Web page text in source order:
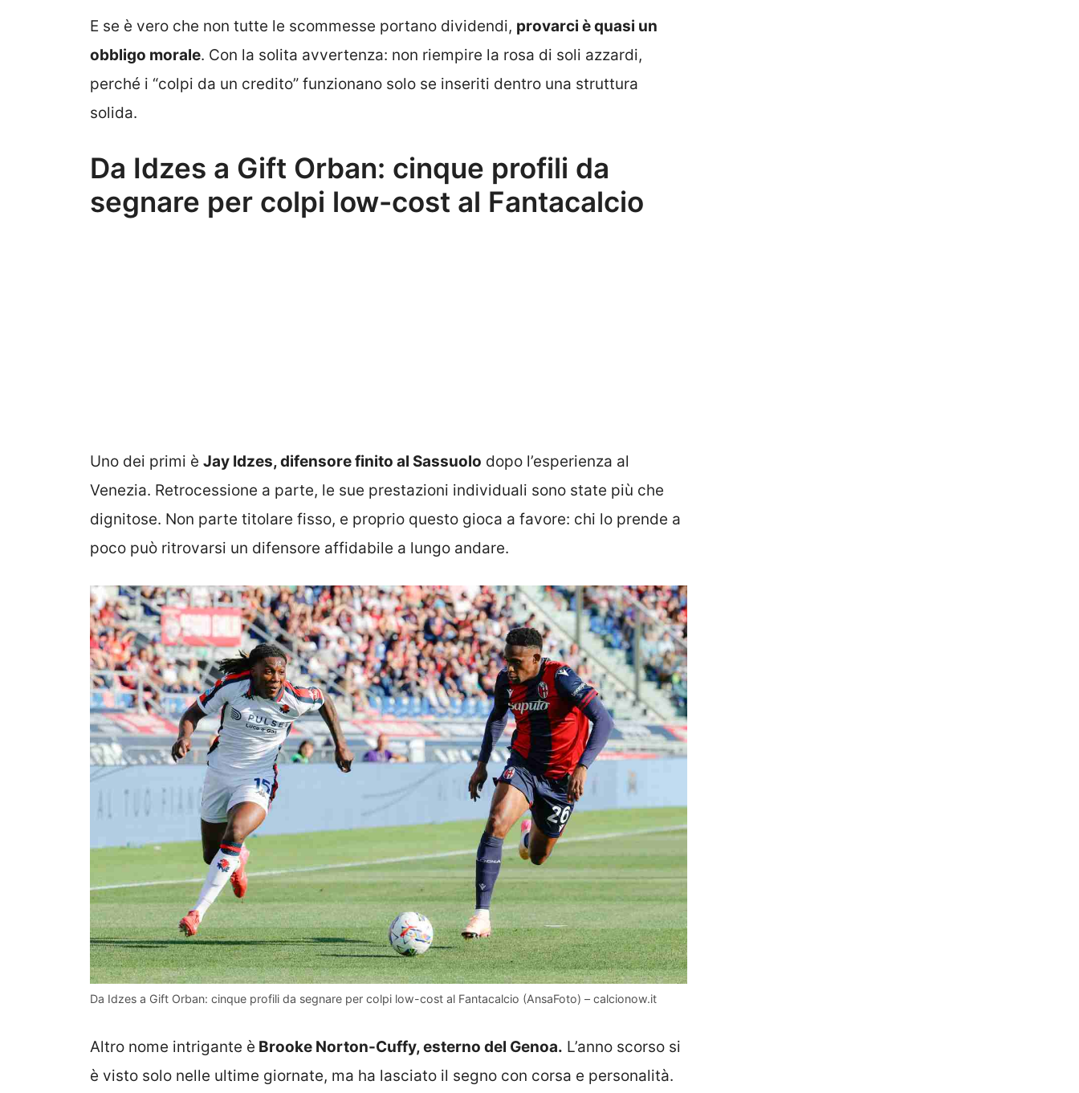
E se è vero che non tutte le scommesse portano dividendi, provarci è quasi un
obbligo morale. Con la solita avvertenza: non riempire la rosa di soli azzardi,
perché i “colpi da un credito” funzionano solo se inseriti dentro una struttura
solida.
Da Idzes a Gift Orban: cinque profili da
segnare per colpi low-cost al Fantacalcio
Uno dei primi è Jay Idzes, difensore finito al Sassuolo dopo l’esperienza al
Venezia. Retrocessione a parte, le sue prestazioni individuali sono state più che
dignitose. Non parte titolare fisso, e proprio questo gioca a favore: chi lo prende a
poco può ritrovarsi un difensore affidabile a lungo andare.
Da Idzes a Gift Orban: cinque profili da segnare per colpi low-cost al Fantacalcio (AnsaFoto) – calcionow.it
Altro nome intrigante è Brooke Norton-Cuffy, esterno del Genoa. L’anno scorso si
è visto solo nelle ultime giornate, ma ha lasciato il segno con corsa e personalità.